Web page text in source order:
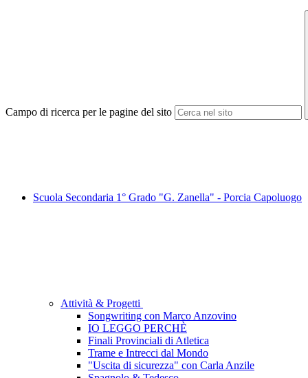
Campo di ricerca per le pagine del sito
Scuola Secondaria 1° Grado "G. Zanella" - Porcia Capoluogo
Attività & Progetti
Songwriting con Marco Anzovino
IO LEGGO PERCHÈ
Finali Provinciali di Atletica
Trame e Intrecci dal Mondo
"Uscita di sicurezza" con Carla Anzile